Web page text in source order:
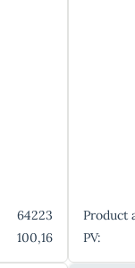
64223
100,16
Product
PV: